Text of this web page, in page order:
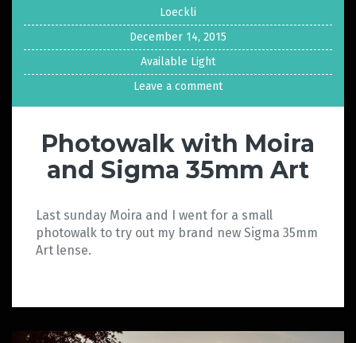
Loeckli
December 14, 2015
Available Light
Leave a comment
Photowalk with Moira
and Sigma 35mm Art
Last sunday Moira and I went for a small
photowalk to try out my brand new Sigma 35mm
Art lense.